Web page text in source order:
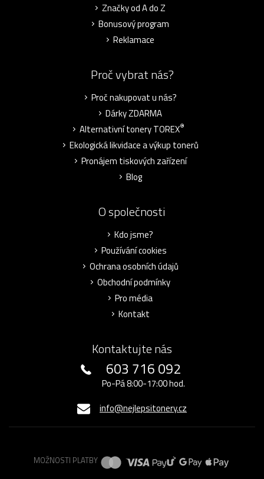
Značky od A do Z
Bonusový program
Reklamace
Proč vybrat nás?
Proč nakupovat u nás?
Dárky ZDARMA
Alternativní tonery TOREX®
Ekologická likvidace a výkup tonerů
Pronájem tiskových zařízení
Blog
O společnosti
Kdo jsme?
Používání cookies
Ochrana osobních údajů
Obchodní podmínky
Pro média
Kontakt
Kontaktujte nás
603 716 092
Po-Pá 8:00-17:00 hod.
info@nejlepsitonery.cz
MOŽNOSTI PLATBY